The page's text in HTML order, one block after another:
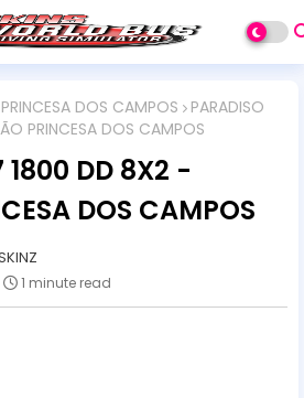
DOS CAMPOS
PARADISO
PRINCESA DOS CAMPOS
1800 DD 8X2 -
DOS CAMPOS
1 minute read